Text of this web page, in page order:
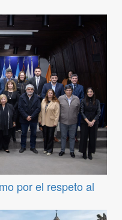
por el respeto al